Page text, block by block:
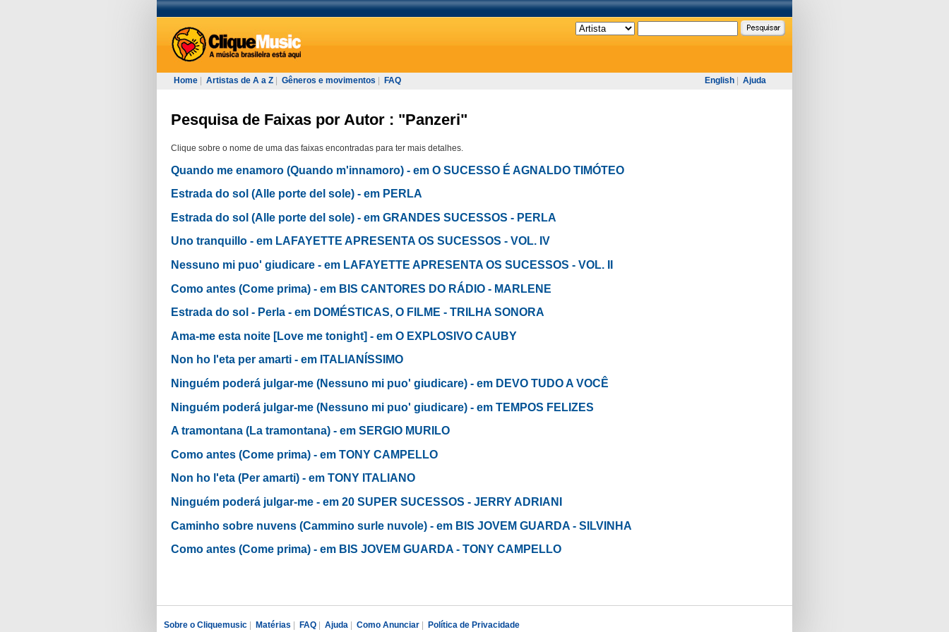
Home Artistas de A a Z Gêneros e movimentos FAQ English Ajuda
Pesquisa de Faixas por Autor : "Panzeri"
Clique sobre o nome de uma das faixas encontradas para ter mais detalhes.
Quando me enamoro (Quando m'innamoro) - em O SUCESSO É AGNALDO TIMÓTEO
Estrada do sol (Alle porte del sole) - em PERLA
Estrada do sol (Alle porte del sole) - em GRANDES SUCESSOS - PERLA
Uno tranquillo - em LAFAYETTE APRESENTA OS SUCESSOS - VOL. IV
Nessuno mi puo' giudicare - em LAFAYETTE APRESENTA OS SUCESSOS - VOL. II
Como antes (Come prima) - em BIS CANTORES DO RÁDIO - MARLENE
Estrada do sol - Perla - em DOMÉSTICAS, O FILME - TRILHA SONORA
Ama-me esta noite [Love me tonight] - em O EXPLOSIVO CAUBY
Non ho l'eta per amarti - em ITALIANÍSSIMO
Ninguém poderá julgar-me (Nessuno mi puo' giudicare) - em DEVO TUDO A VOCÊ
Ninguém poderá julgar-me (Nessuno mi puo' giudicare) - em TEMPOS FELIZES
A tramontana (La tramontana) - em SERGIO MURILO
Como antes (Come prima) - em TONY CAMPELLO
Non ho l'eta (Per amarti) - em TONY ITALIANO
Ninguém poderá julgar-me - em 20 SUPER SUCESSOS - JERRY ADRIANI
Caminho sobre nuvens (Cammino surle nuvole) - em BIS JOVEM GUARDA - SILVINHA
Como antes (Come prima) - em BIS JOVEM GUARDA - TONY CAMPELLO
Sobre o Cliquemusic Matérias FAQ Ajuda Como Anunciar Política de Privacidade